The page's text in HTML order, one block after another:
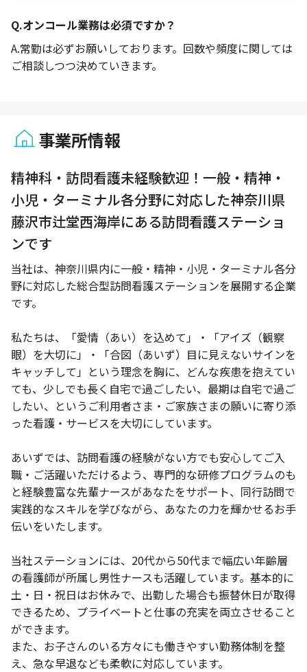
Q.オンコール業務は必須ですか？
A.常勤は必ずお願いしております。回数や頻度に関しては
ご相談しつつ決めていきます。
事業所情報
精神科・訪問看護未経験歓迎！一般・精神・
小児・ターミナル各分野に対応した神奈川県
藤沢市辻堂西海岸にある訪問看護ステーショ
ンです
当社は、神奈川県内に一般・精神・小児・ターミナル各分
野に対応した総合型訪問看護ステーションを展開する企業
です。
私たちは、「愛情（あい）を込めて」・「アイズ（観察
眼）を大切に」・「合図（あいず）目に見えないサインを
キャッチして」という理念を胸に、どんな疾患を抱えてい
ても、少しでも長く自宅で過ごしたい、最期は自宅で過ご
したい、というご利用者さま・ご家族さまの願いに寄り添
った看護・サービスを大切にしています。
あいずでは、訪問看護の経験がない方でも安心してご入
職・ご活躍いただけるよう、専門的な研修プログラムのも
と経験豊富な先輩ナースがあなたをサポート、同行訪問で
実践的なスキルを学びながら、あなたの力を輝かせるお手
伝いをいたします。
当社ステーションには、20代から50代まで幅広い年齢層
の看護師が所属し男性ナースも活躍しています。基本的に
土・日・祝日はお休みで、出勤した場合も振替休日が取得
できるため、プライベートと仕事の充実を両立させること
ができます。
また、お子さんのいる方々にも働きやすい勤務体制を整
え、急な早退なども柔軟に対応しています。